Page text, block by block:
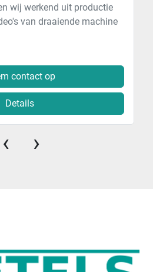
wij werkend uit productie
van draaiende machine
contact op
Details
‹ ›